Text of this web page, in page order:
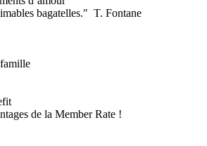
bagatelles." T. Fontane
de la Member Rate !